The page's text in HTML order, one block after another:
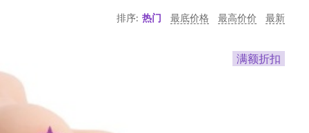
排序: 热门 最底价格 最高价价 最新